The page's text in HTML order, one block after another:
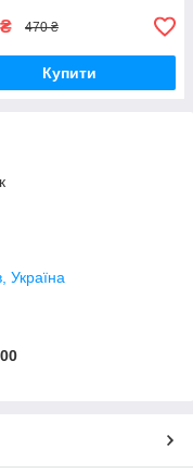
₴ 470 ₴
Купити
Україна